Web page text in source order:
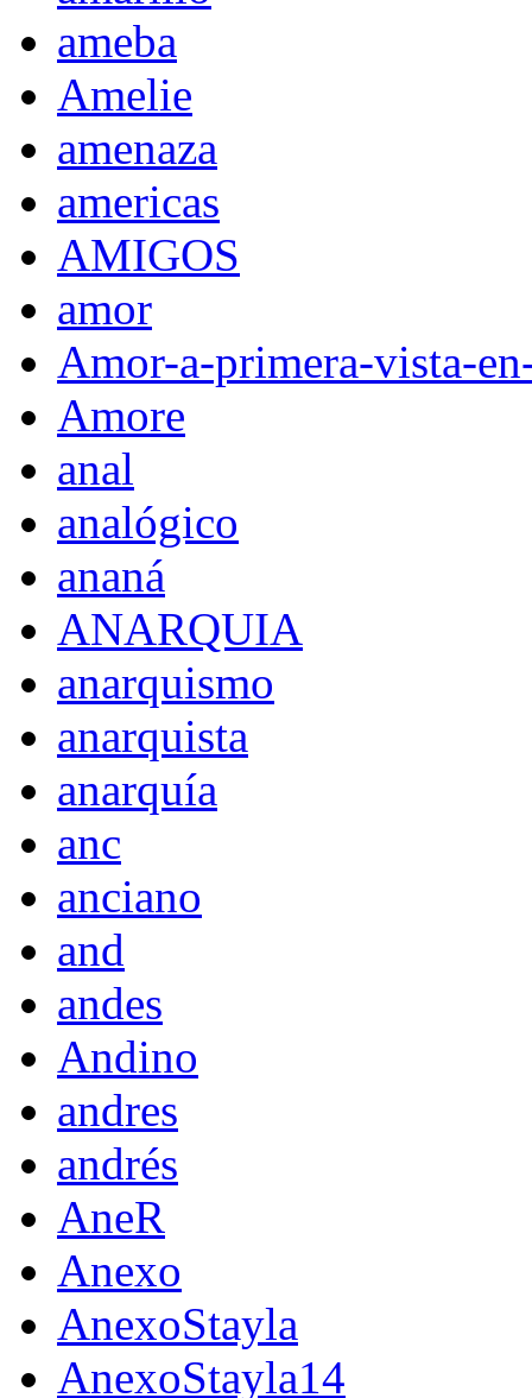
ameba
Amelie
amenaza
americas
AMIGOS
amor
Amor-a-primera-vista-
Amore
anal
analógico
ananá
ANARQUIA
anarquismo
anarquista
anarquía
anc
anciano
and
andes
Andino
andres
andrés
AneR
Anexo
AnexoStayla
AnexoStayla14